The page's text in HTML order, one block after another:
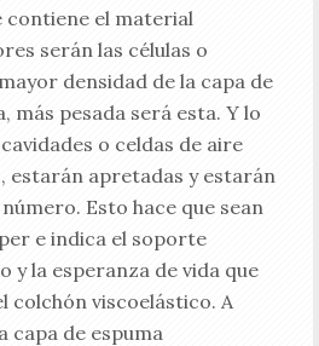
contiene el material
serán las células o
densidad de la capa de
más pesada será esta. Y lo
o celdas de aire
estarán apretadas y estarán
Esto hace que sean
e indica el soporte
y la esperanza de vida que
colchón viscoelástico. A
capa de espuma